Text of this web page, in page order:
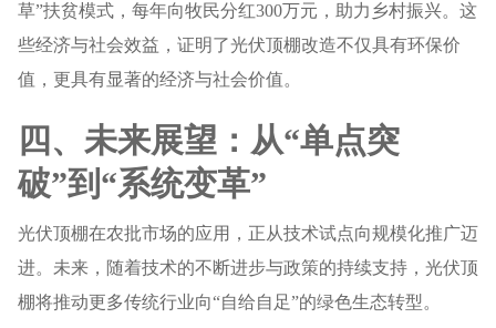
草”扶贫模式，每年向牧民分红300万元，助力乡村振兴。这
些经济与社会效益，证明了光伏顶棚改造不仅具有环保价
值，更具有显著的经济与社会价值。
四、未来展望：从“单点突
破”到“系统变革”
光伏顶棚在农批市场的应用，正从技术试点向规模化推广迈
进。未来，随着技术的不断进步与政策的持续支持，光伏顶
棚将推动更多传统行业向“自给自足”的绿色生态转型。